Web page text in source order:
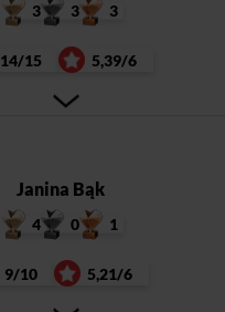
3 3 3
14/15 5,39/6
Janina Bąk
4 0 1
9/10 5,21/6